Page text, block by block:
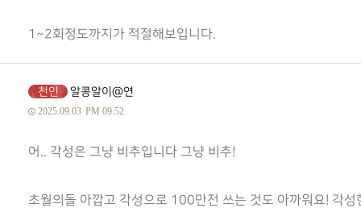
1~2회정도까지가 적절해보입니다.
천인 알콩알이@연
2025.09.03 PM 09:52
어.. 각성은 그냥 비추입니다 그냥 비추!
초월의돌 아깝고 각성으로 100만전 쓰는 것도 아까워요! 각